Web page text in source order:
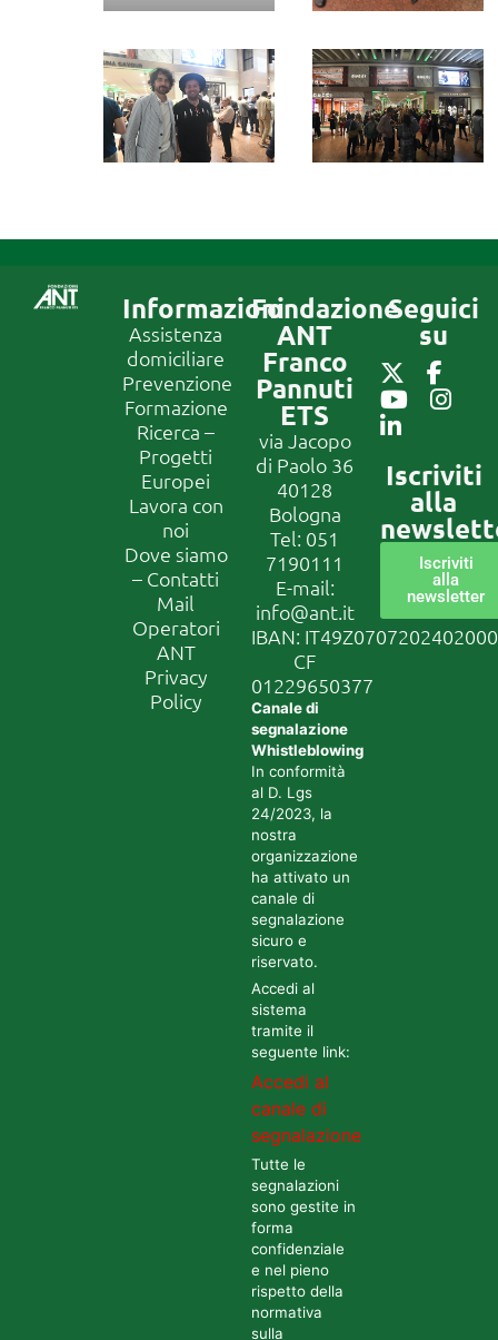
Informazioni
Assistenza
domiciliare
Prevenzione
Formazione
Ricerca –
Progetti
Europei
Lavora con
noi
Dove siamo
– Contatti
Mail
Operatori
ANT
Privacy
Policy
Fondazione
ANT
Franco
Pannuti
ETS
via Jacopo
di Paolo 36
40128
Bologna
Tel: 051
7190111
E-mail:
info@ant.it
IBAN:
CF
01229650377
Canale di
segnalazione
Whistleblowing
In conformità
al D. Lgs
24/2023, la
nostra
organizzazione
ha attivato un
canale di
segnalazione
sicuro e
riservato.
Accedi al
sistema
tramite il
seguente link:
Accedi al
canale di
segnalazione
Tutte le
segnalazioni
sono gestite in
forma
confidenziale
e nel pieno
rispetto della
normativa
sulla
Seguici
su
Iscriviti
alla
Iscriviti
alla
newsletter